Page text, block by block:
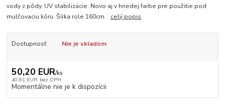
vody z pôdy. UV stabilizácie. Novo aj v hnedej farbe pre použitie pod
mulčovaciu kôru. Šírka role 160cm. celý popis
Dostupnosť Nie je skladom
50,20 EUR/ks
40,81 EUR bez DPH
Momentálne nie je k dispozícii